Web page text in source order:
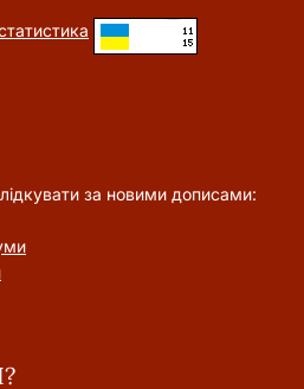
за новими дописами: